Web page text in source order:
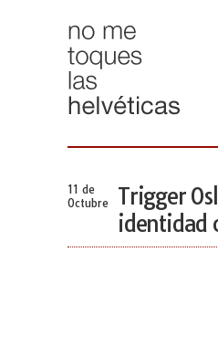
11 de
Octubre
Trigger
identidad